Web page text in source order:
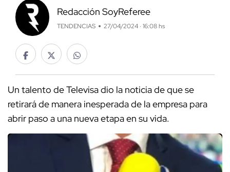
Redacción SoyReferee
TENDENCIAS 27/04/2024 · 16:08 hs
Un talento de Televisa dio la noticia de que se
retirará de manera inesperada de la empresa para
abrir paso a una nueva etapa en su vida.